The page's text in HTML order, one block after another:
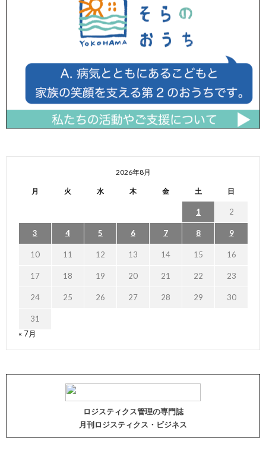
2026年8月
月 火 水 木 金 土 日
1 2
3 4 5 6 7 8 9
10 11 12 13 14 15 16
17 18 19 20 21 22 23
24 25 26 27 28 29 30
31
« 7月
ロジスティクス管理の専門誌
月刊ロジスティクス・ビジネス